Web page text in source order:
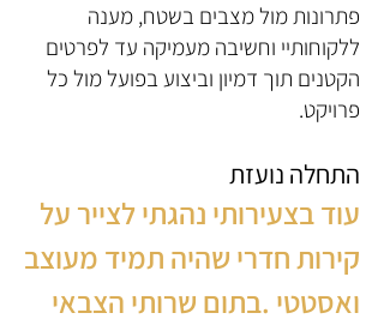
פתרונות מול מצבים בשטח, מענה
ללקוחותיי וחשיבה מעמיקה עד לפרטים
הקטנים תוך דמיון וביצוע בפועל מול כל
פרויקט.
התחלה נועזת
עוד בצעירותי נהגתי לצייר על
קירות חדרי שהיה תמיד מעוצב
ואסטטי .בתום שרותי הצבאי